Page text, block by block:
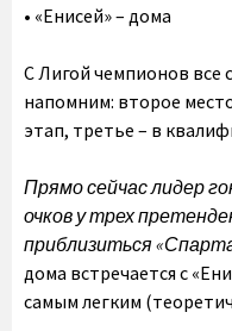
• «Енисей» – дома
С Лигой чемпионов все
напомним: второе
этап, третье – в
Прямо сейчас лидер
очков у трех
приблизиться
дома встречается с
самым легким